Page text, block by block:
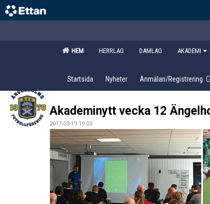
HEM HERRLAG DAMLAG AKADEMI
Startsida Nyheter Anmälan/Registrering
Akademinytt vecka 12
2017-03-19 19:03